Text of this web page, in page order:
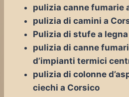
pulizia canne fumarie
pulizia di camini a
Pulizia di stufe a
pulizia di canne
d’impianti termici
pulizia di colonne
ciechi a Corsico